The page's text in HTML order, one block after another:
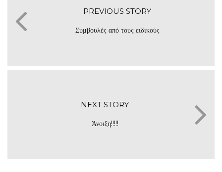
PREVIOUS STORY
Συμβουλές από τους ειδικούς
NEXT STORY
Άνοιξη!!!!!